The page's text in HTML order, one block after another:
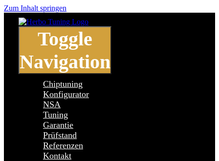
Zum Inhalt springen
Toggle
Navigation
Chiptuning
Konfigurator
NSA
Tuning
Garantie
Prüfstand
Referenzen
Kontakt